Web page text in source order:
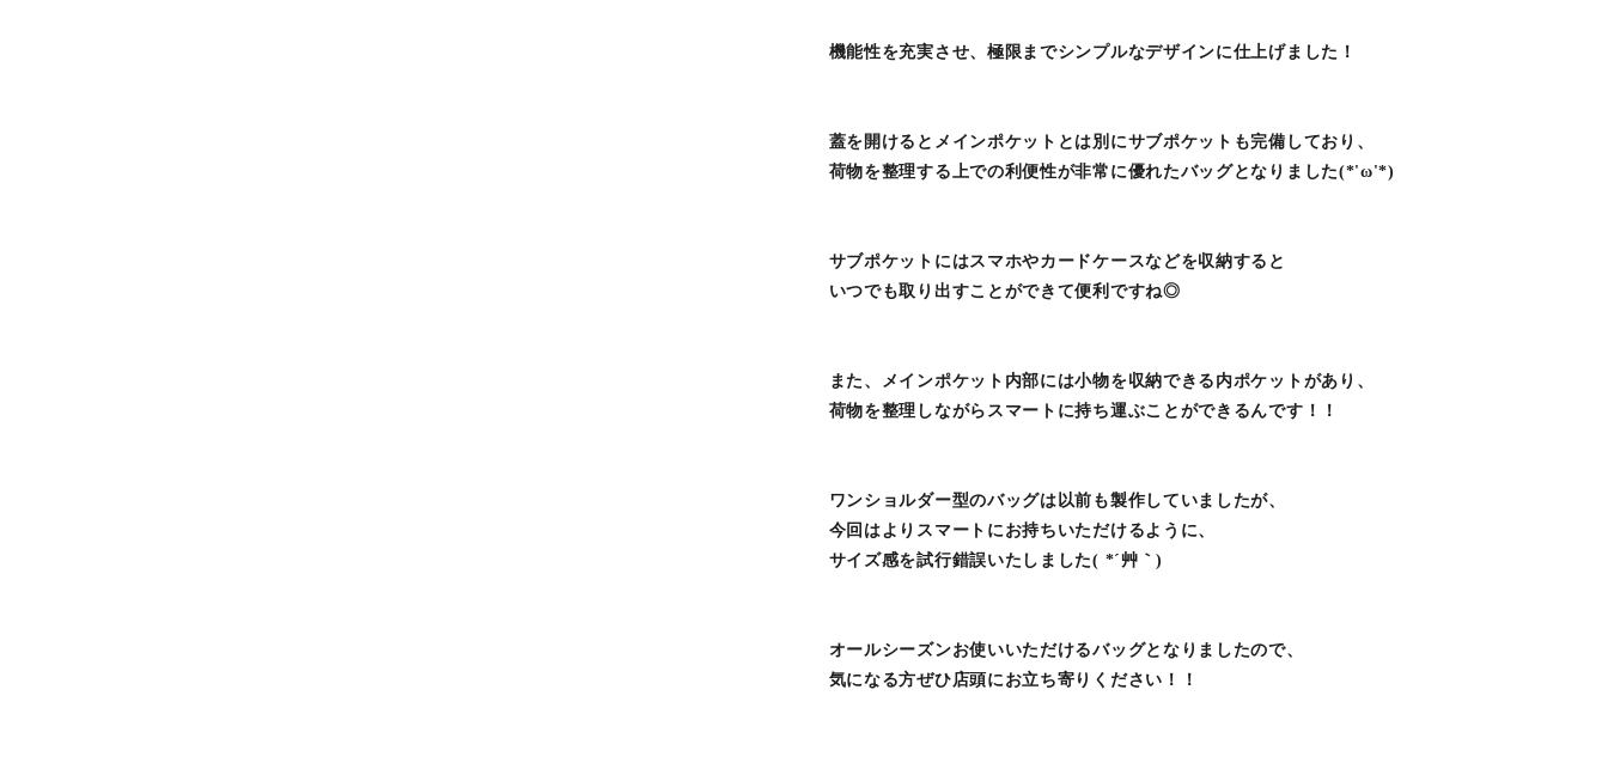
機能性を充実させ、極限までシンプルなデザインに仕上げました！
蓋を開けるとメインポケットとは別にサブポケットも完備しており、
荷物を整理する上での利便性が非常に優れたバッグとなりました(*'ω'*)
サブポケットにはスマホやカードケースなどを収納すると
いつでも取り出すことができて便利ですね◎
また、メインポケット内部には小物を収納できる内ポケットがあり、
荷物を整理しながらスマートに持ち運ぶことができるんです！！
ワンショルダー型のバッグは以前も製作していましたが、
今回はよりスマートにお持ちいただけるように、
サイズ感を試行錯誤いたしました( *´艸｀)
オールシーズンお使いいただけるバッグとなりましたので、
気になる方ぜひ店頭にお立ち寄りください！！